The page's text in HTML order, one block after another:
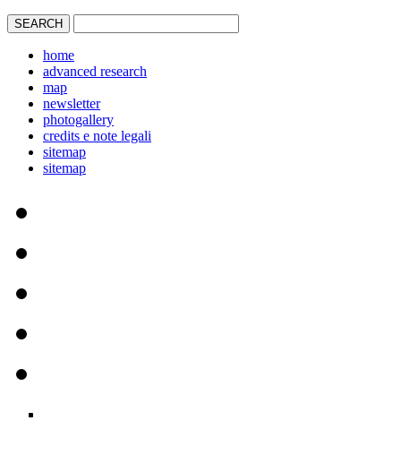
home
advanced research
map
newsletter
photogallery
credits e note legali
sitemap
sitemap